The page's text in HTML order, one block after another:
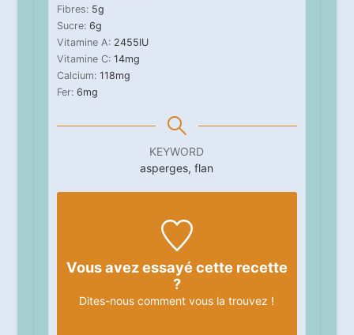
Fibres: 5g
Sucre: 6g
Vitamine A: 2455IU
Vitamine C: 14mg
Calcium: 118mg
Fer: 6mg
KEYWORD
asperges, flan
Vous avez essayé cette recette
?
Dites-nous comment vous la trouvez !